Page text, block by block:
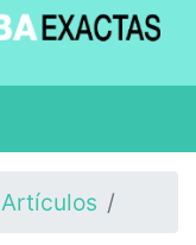
Artículos